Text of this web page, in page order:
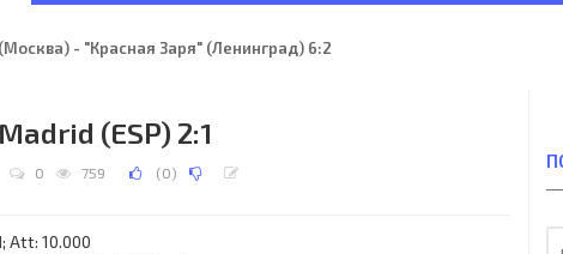
- "Красная Заря" (Ленинград) 6:2
(ESP) 2:1
0 759 (0)
Att: 10.000